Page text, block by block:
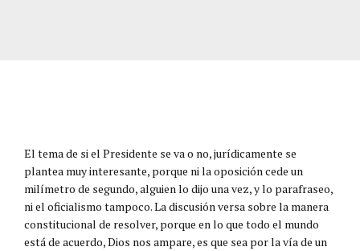
El tema de si el Presidente se va o no, jurídicamente se
plantea muy interesante, porque ni la oposición cede un
milímetro de segundo, alguien lo dijo una vez, y lo parafraseo,
ni el oficialismo tampoco. La discusión versa sobre la manera
constitucional de resolver, porque en lo que todo el mundo
está de acuerdo, Dios nos ampare, es que sea por la vía de un